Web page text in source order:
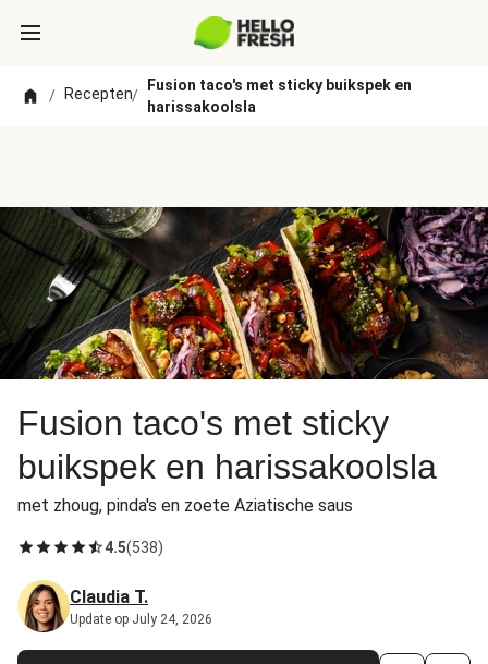
/ Recepten/
Fusion taco's met sticky buikspek en
harissakoolsla
Fusion taco's met sticky
buikspek en harissakoolsla
met zhoug, pinda's en zoete Aziatische saus
4.5(538)
Claudia T.
Update op July 24, 2026